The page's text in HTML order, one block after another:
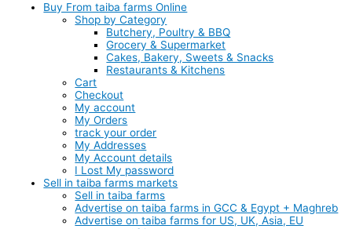
Buy From taiba farms Online
Shop by Category
Butchery, Poultry & BBQ
Grocery & Supermarket
Cakes, Bakery, Sweets & Snacks
Restaurants & Kitchens
Cart
Checkout
My account
My Orders
track your order
My Addresses
My Account details
I Lost My password
Sell in taiba farms markets
Sell in taiba farms
Advertise on taiba farms in GCC & Egypt + Maghreb
Advertise on taiba farms for US, UK, Asia, EU